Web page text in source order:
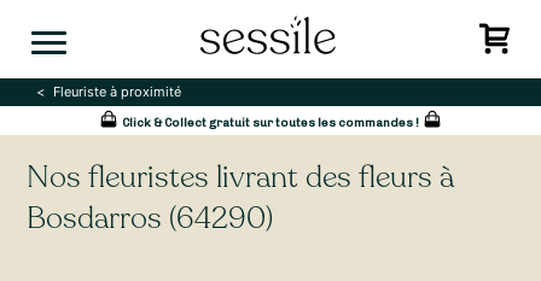
Fleuriste à proximité
Click & Collect gratuit sur toutes les commandes !
Nos fleuristes livrant des fleurs à
Bosdarros (64290)